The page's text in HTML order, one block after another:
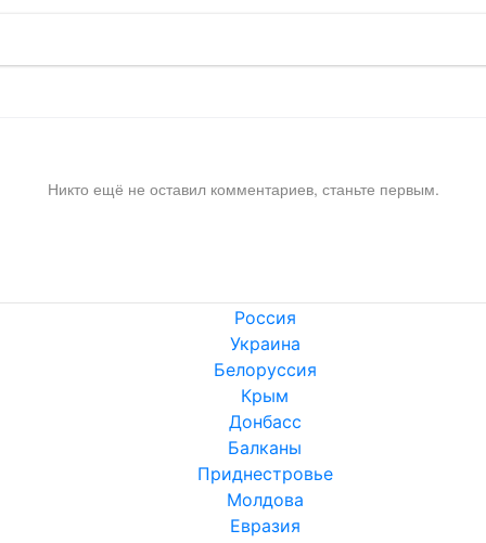
Никто ещё не оставил комментариев, станьте первым.
Россия
Украина
Белоруссия
Крым
Донбасс
Балканы
Приднестровье
Молдова
Евразия